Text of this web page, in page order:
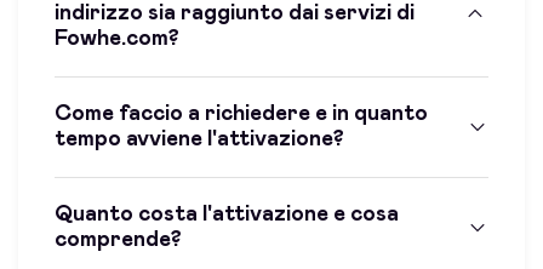
indirizzo sia raggiunto dai servizi di
Fowhe.com?
Come faccio a richiedere e in quanto
tempo avviene l'attivazione?
Quanto costa l'attivazione e cosa
comprende?